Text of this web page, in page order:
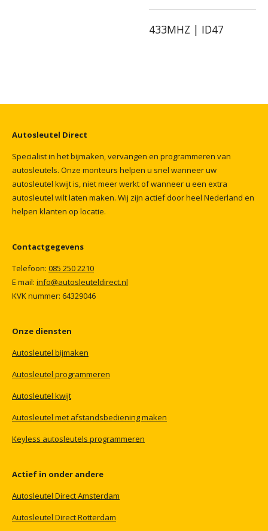
433MHZ | ID47
Autosleutel Direct
Specialistin hetbijmaken,vervangen en programmeren van
autosleutels. Onze monteurs helpen u snel wanneeruw
autosleutel kwijtis,nietmeerwerktofwanneeru een extra
autosleutel wiltlaten maken. Wij zijn actiefdoorheel Nederland en
helpen klanten op locatie.
Contactgegevens
Telefoon: 085 2502210
E mail: info@autosleuteldirect.nl
KVKnummer: 64329046
Onze diensten
Autosleutel bijmaken
Autosleutel programmeren
Autosleutel kwijt
Autosleutel met afstandsbedieningmaken
Keyless autosleutels programmeren
Actief in onder andere
Autosleutel DirectAmsterdam
Autosleutel DirectRotterdam